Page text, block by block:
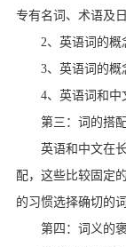
专有名词、术语及
2、英语词的概
3、英语词的概
4、英语词和中
第三：词的搭配
英语和中文在
配，这些比较固定
的习惯选择确切的词
第四：词义的